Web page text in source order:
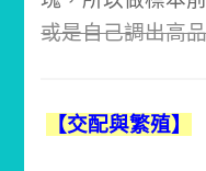
或是自己調出高
【交配與繁殖】